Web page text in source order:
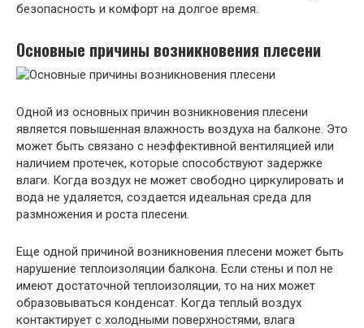
безопасность и комфорт на долгое время.
Основные причины возникновения плесени
Одной из основных причин возникновения плесени
является повышенная влажность воздуха на балконе. Это
может быть связано с неэффективной вентиляцией или
наличием протечек, которые способствуют задержке
влаги. Когда воздух не может свободно циркулировать и
вода не удаляется, создается идеальная среда для
размножения и роста плесени.
Еще одной причиной возникновения плесени может быть
нарушение теплоизоляции балкона. Если стены и пол не
имеют достаточной теплоизоляции, то на них может
образовываться конденсат. Когда теплый воздух
контактирует с холодными поверхностями, влага